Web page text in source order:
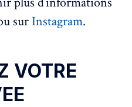
sur Instagram.
VOTRE